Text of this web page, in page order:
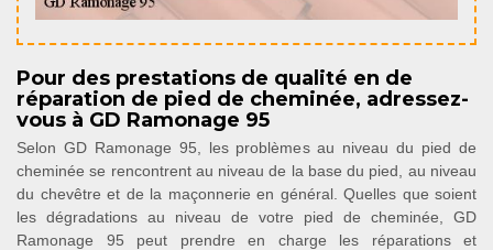
Pour des prestations de qualité en de
réparation de pied de cheminée, adressez-
vous à GD Ramonage 95
Selon GD Ramonage 95, les problèmes au niveau du pied de
cheminée se rencontrent au niveau de la base du pied, au niveau
du chevêtre et de la maçonnerie en général. Quelles que soient
les dégradations au niveau de votre pied de cheminée, GD
Ramonage 95 peut prendre en charge les réparations et